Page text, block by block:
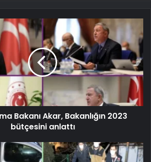
Bakanı Akar, Bakanlığın 2023
bütçesini anlattı